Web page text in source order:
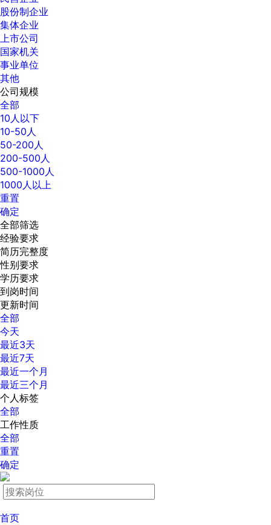
股份制企业
集体企业
上市公司
国家机关
事业单位
其他
公司规模
全部
10人以下
10-50人
50-200人
200-500人
500-1000人
1000人以上
重置
确定
全部筛选
经验要求
简历完整度
性别要求
学历要求
到岗时间
更新时间
全部
今天
最近3天
最近7天
最近一个月
最近三个月
个人标签
全部
工作性质
全部
重置
确定
首页